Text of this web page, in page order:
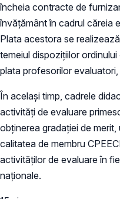
încheia contracte de
învățământ în cadrul căreia
Plata acestora se
temeiul dispozițiilor
plata profesorilor evaluatori,
În același timp, cadrele
activități de evaluare
obținerea gradației de
calitatea de membru
activităților de evaluare în
naționale.